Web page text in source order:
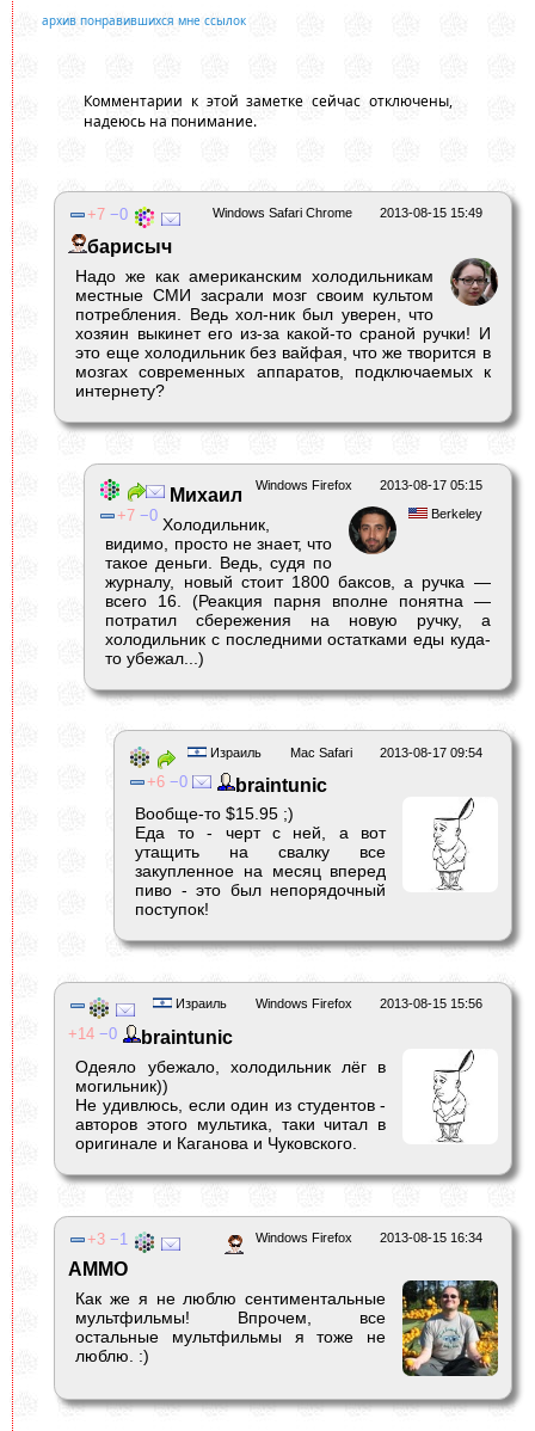
архив понравившихся мне ссылок
Комментарии к этой заметке сейчас отключены,
надеюсь на понимание.
2013-08-15 15:49
Windows Safari Chrome
7 0
барисыч
Надо же как американским холодильникам
местные СМИ засрали мозг своим культом
потребления. Ведь хол-ник был уверен, что
хозяин выкинет его из-за какой-то сраной ручки! И
это еще холодильник без вайфая, что же творится в
мозгах современных аппаратов, подключаемых к
интернету?
2013-08-17 05:15
Windows Firefox
Berkeley
7 0
Михаил
Холодильник,
видимо, просто не знает, что
такое деньги. Ведь, судя по
журналу, новый стоит 1800 баксов, а ручка —
всего 16. (Реакция парня вполне понятна —
потратил сбережения на новую ручку, а
холодильник с последними остатками еды куда-
то убежал...)
2013-08-17 09:54
Mac Safari
Израиль
6 0 braintunic
Вообще-то $15.95 ;)
Еда то - черт с ней, а вот
утащить на свалку все
закупленное на месяц вперед
пиво - это был непорядочный
поступок!
2013-08-15 15:56
Windows Firefox
Израиль
14 0 braintunic
Одеяло убежало, холодильник лёг в
могильник))
Не удивлюсь, если один из студентов -
авторов этого мультика, таки читал в
оригинале и Каганова и Чуковского.
2013-08-15 16:34
Windows Firefox
3 1
AMMO
Как же я не люблю сентиментальные
мультфильмы! Впрочем, все
остальные мультфильмы я тоже не
люблю. :)